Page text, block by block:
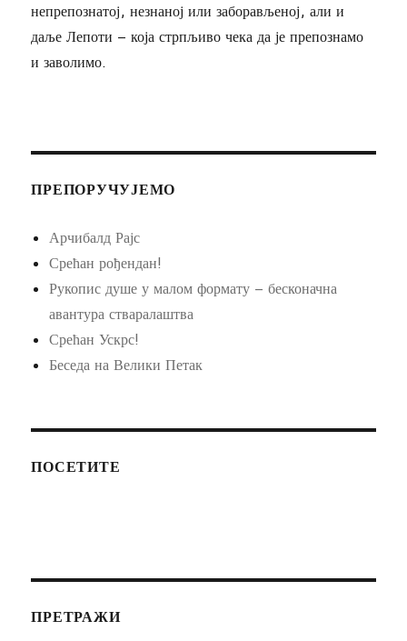
непрепознатој, незнаној или заборављеној, али и
даље Лепоти – која стрпљиво чека да је препознамо
и заволимо.
ПРЕПОРУЧУЈЕМО
Арчибалд Рајс
Срећан рођендан!
Рукопис душе у малом формату – бесконачна
авантура стваралаштва
Срећан Ускрс!
Беседа на Велики Петак
ПОСЕТИТЕ
ПРЕТРАЖИ